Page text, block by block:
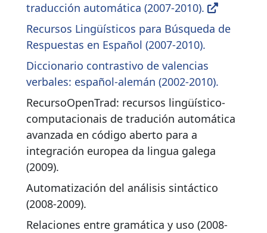
traducción automática (2007-2010).
Recursos Lingüísticos para Búsqueda de
Respuestas en Español (2007-2010).
Diccionario contrastivo de valencias
verbales: español-alemán (2002-2010).
RecursoOpenTrad: recursos lingüístico-
computacionais de tradución automática
avanzada en código aberto para a
integración europea da lingua galega
(2009).
Automatización del análisis sintáctico
(2008-2009).
Relaciones entre gramática y uso (2008-